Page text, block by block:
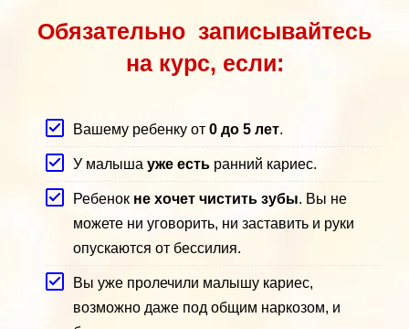
Обязательно записывайтесь
на курс, если:
Вашему ребенку от 0 до 5 лет.
У малыша уже естьранний кариес.
Ребенок не хочет чистить зубы. Вы не
можете ни уговорить, ни заставить и руки
опускаются от бессилия.
Вы уже пролечили малышу кариес,
возможно даже под общим наркозом, и